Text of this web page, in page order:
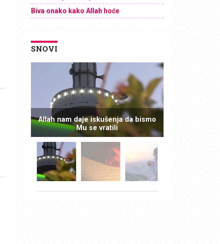
Biva onako kako Allah hoće
SNOVI
Allah nam daje iskušenja da bismo
Mu se vratili